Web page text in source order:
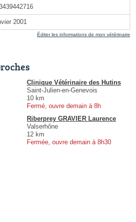
2001
Éditer les informations de mon vétérinaire
Clinique Vétérinaire des Hutins
Saint-Julien-en-Genevois
10 km
Fermé, ouvre demain à 8h
Riberprey GRAVIER Laurence
Valserhône
12 km
Fermée, ouvre demain à 8h30